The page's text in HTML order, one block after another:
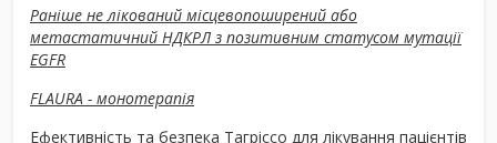
Раніше не лікований місцевопоширений або
метастатичний НДКРЛ з позитивним статусом мутації
EGFR
FLAURA - монотерапія
Ефективність та безпека Тагріссо для лікування пацієнтів